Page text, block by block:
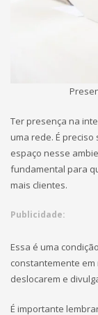
Ter presença na
uma rede. É
espaço nesse
fundamental para
mais clientes.
Publicidade:
Essa é uma
constantemente
deslocarem e
É importante